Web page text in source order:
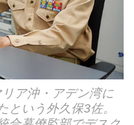
ア沖・アデン湾に
という外久保3佐。